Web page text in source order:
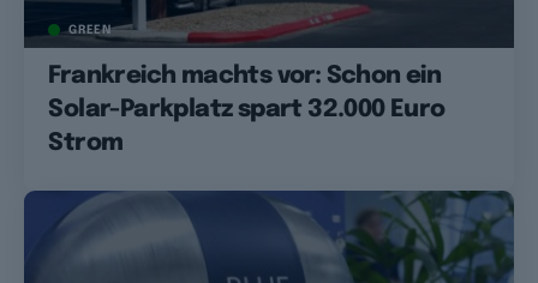
GREEN
Frankreich machts vor: Schon ein
Solar-Parkplatz spart 32.000 Euro
Strom